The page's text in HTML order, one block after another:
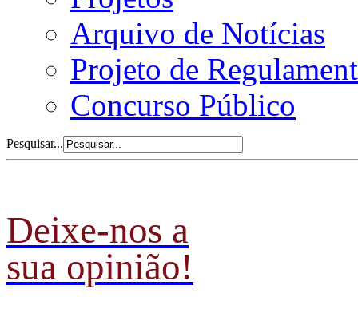
Arquivo de Notícias
Projeto de
Concurso Público
Pesquisar...
Deixe-nos a
sua opinião!